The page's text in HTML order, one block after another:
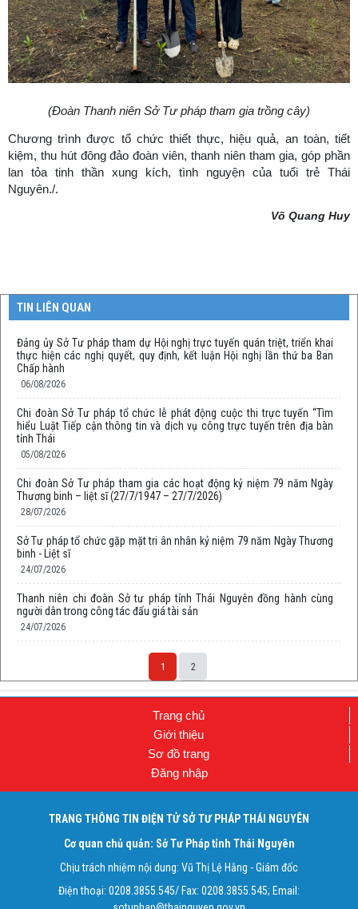
(Đoàn Thanh niên Sở Tư pháp tham gia trồng cây)
Chương trình được tổ chức thiết thực, hiệu quả, an toàn, tiết
kiệm, thu hút đông đảo đoàn viên, thanh niên tham gia, góp phần
lan tỏa tinh thần xung kích, tình nguyện của tuổi trẻ Thái
Nguyên./.
Võ Quang Huy
TIN LIÊN QUAN
Đảng ủy Sở Tư pháp tham dự Hội nghị trực tuyến quán triệt, triển khai
thực hiện các nghị quyết, quy định, kết luận Hội nghị lần thứ ba Ban
Chấp hành
06/08/2026
Chi đoàn Sở Tư pháp tổ chức lễ phát động cuộc thi trực tuyến “Tìm
hiểu Luật Tiếp cận thông tin và dịch vụ công trực tuyến trên địa bàn
tỉnh Thái
05/08/2026
Chi đoàn Sở Tư pháp tham gia các hoạt động kỷ niệm 79 năm Ngày
Thương binh – liệt sĩ (27/7/1947 – 27/7/2026)
28/07/2026
Sở Tư pháp tổ chức gặp mặt tri ân nhân kỷ niệm 79 năm Ngày Thương
binh - Liệt sĩ
24/07/2026
Thanh niên chi đoàn Sở tư pháp tỉnh Thái Nguyên đồng hành cùng
người dân trong công tác đấu giá tài sản
24/07/2026
1 2
Trang chủ
Giới thiệu
Sơ đồ trang
Đăng nhập
TRANG THÔNG TIN ĐIỆN TỬ SỞ TƯ PHÁP THÁI NGUYÊN
Cơ quan chủ quản: Sở Tư Pháp tỉnh Thái Nguyên
Chịu trách nhiệm nội dung: Vũ Thị Lệ Hằng - Giám đốc
Điện thoại: 0208.3855.545/ Fax: 0208.3855.545; Email: